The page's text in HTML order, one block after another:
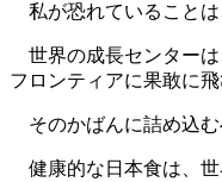
私が恐れていることは
世界の成長センターは
フロンティアに果敢に
そのかばんに詰め込む
健康的な日本食は、世